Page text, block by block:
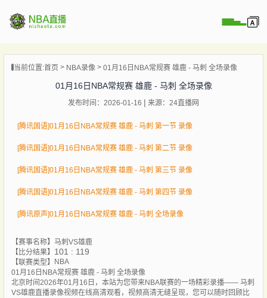
播当前位置:首页 NBA录像 01月16日NBA常规赛 雄鹿 - 马刺 全场录像
01月16日NBA常规赛 雄鹿 - 马刺 全场录像
发布时间：2026-01-16 来源：24直播网
[腾讯国语]01月16日NBA常规赛 雄鹿 - 马刺 第一节 录像
[腾讯国语]01月16日NBA常规赛 雄鹿 - 马刺 第二节 录像
[腾讯国语]01月16日NBA常规赛 雄鹿 - 马刺 第三节 录像
[腾讯国语]01月16日NBA常规赛 雄鹿 - 马刺 第四节 录像
[腾讯原声]01月16日NBA常规赛 雄鹿 - 马刺 全场录像
【赛事名称】 马刺VS雄鹿
【比分结果】 101 : 119
【联赛类型】 NBA
01月16日NBA常规赛 雄鹿 - 马刺 全场录像
北京时间2026年01月16日，本站为您带来NBA联赛的一场精彩录播—— 马刺
VS雄鹿直播录像视频在线高清观看，视频高清无缝呈现，您可以随时回顾比